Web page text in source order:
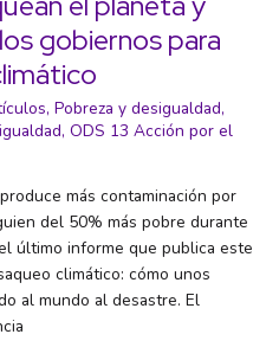
gobiernos para
, Pobreza y desigualdad,
, ODS 13 Acción por el
más contaminación por
del 50% más pobre durante
último informe que publica este
climático: cómo unos
al mundo al desastre. El